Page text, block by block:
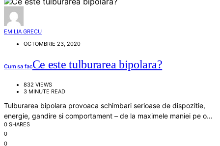
EMILIA GRECU
OCTOMBRIE 23, 2020
Cum sa facCe este tulburarea bipolara?
832 VIEWS
3 MINUTE READ
Tulburarea bipolara provoaca schimbari serioase de dispozitie,
energie, gandire si comportament – de la maximele maniei pe o…
0 SHARES
0
0